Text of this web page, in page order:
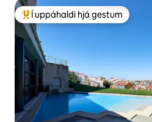
Í mestu uppáhaldi hjá gestum
Í uppáhaldi hjá gestum